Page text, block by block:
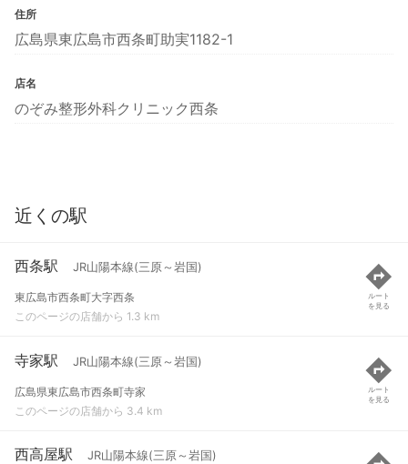
住所
広島県東広島市西条町助実1182-1
店名
のぞみ整形外科クリニック西条
近くの駅
西条駅 JR山陽本線(三原～岩国)
東広島市西条町大字西条
このページの店舗から 1.3 km
ルート
を見る
寺家駅 JR山陽本線(三原～岩国)
広島県東広島市西条町寺家
このページの店舗から 3.4 km
ルート
を見る
西高屋駅 JR山陽本線(三原～岩国)